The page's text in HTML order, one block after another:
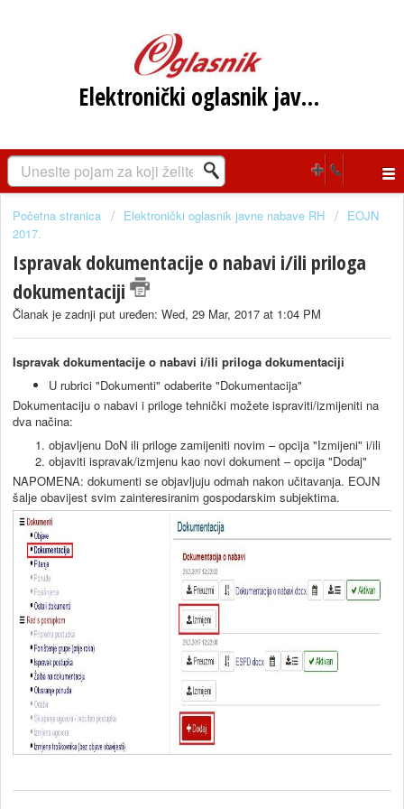
Elektronički oglasnik javne nabave RH
Početna stranica Elektronički oglasnik javne nabave RH
EOJN
2017.
Ispravak dokumentacije o nabavi i/ili priloga
dokumentaciji
Članak je zadnji put uređen: Wed, 29 Mar, 2017 at 1:04 PM
Ispravak dokumentacije o nabavi i/ili priloga dokumentaciji
U rubrici "Dokumenti" odaberite "Dokumentacija"
Dokumentaciju o nabavi i priloge tehnički možete ispraviti/izmijeniti na
dva načina:
objavljenu DoN ili priloge zamijeniti novim – opcija "Izmijeni" i/ili
objaviti ispravak/izmjenu kao novi dokument – opcija "Dodaj"
NAPOMENA: dokumenti se objavljuju odmah nakon učitavanja. EOJN
šalje obavijest svim zainteresiranim gospodarskim subjektima.